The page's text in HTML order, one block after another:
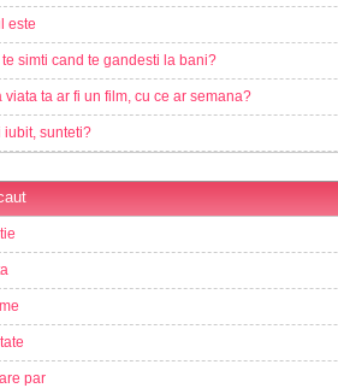
este
te simti cand te gandesti la bani?
viata ta ar fi un film, cu ce ar semana?
iubit, sunteti?
par